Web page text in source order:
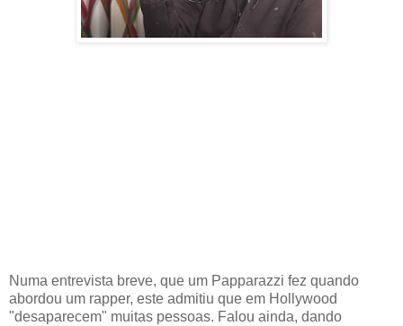
Numa entrevista breve, que um Papparazzi fez quando
abordou um rapper, este admitiu que em Hollywood
"desaparecem" muitas pessoas. Falou ainda, dando